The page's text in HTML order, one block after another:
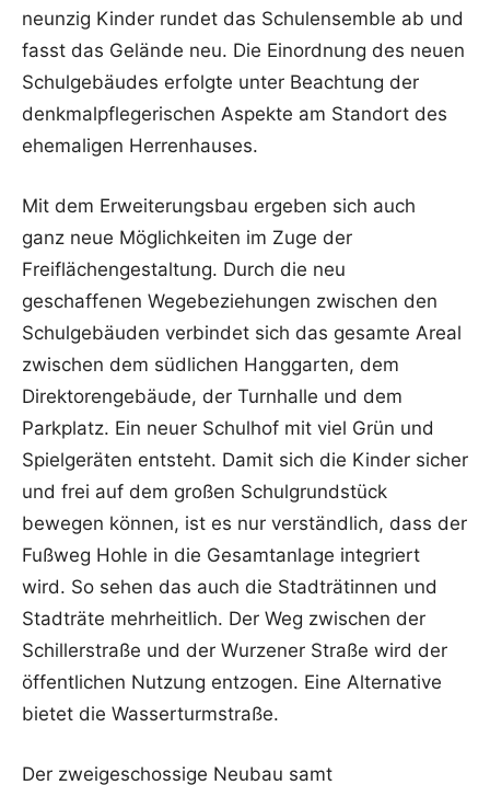
neunzig Kinder rundet das Schulensemble ab und
fasst das Gelände neu. Die Einordnung des neuen
Schulgebäudes erfolgte unter Beachtung der
denkmalpflegerischen Aspekte am Standort des
ehemaligen Herrenhauses.
Mit dem Erweiterungsbau ergeben sich auch
ganz neue Möglichkeiten im Zuge der
Freiflächengestaltung. Durch die neu
geschaffenen Wegebeziehungen zwischen den
Schulgebäuden verbindet sich das gesamte Areal
zwischen dem südlichen Hanggarten, dem
Direktorengebäude, der Turnhalle und dem
Parkplatz. Ein neuer Schulhof mit viel Grün und
Spielgeräten entsteht. Damit sich die Kinder sicher
und frei auf dem großen Schulgrundstück
bewegen können, ist es nur verständlich, dass der
Fußweg Hohle in die Gesamtanlage integriert
wird. So sehen das auch die Stadträtinnen und
Stadträte mehrheitlich. Der Weg zwischen der
Schillerstraße und der Wurzener Straße wird der
öffentlichen Nutzung entzogen. Eine Alternative
bietet die Wasserturmstraße.
Der zweigeschossige Neubau samt